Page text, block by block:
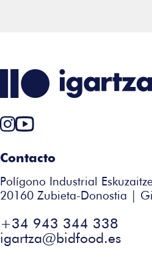
Contacto
Polígono Industrial
20160 Zubieta-Donostia |
+34 943 344 338
igartza@bidfood.es